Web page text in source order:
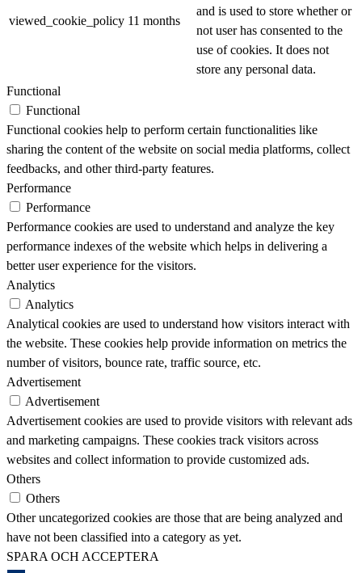
viewed_cookie_policy 11 months
and is used to store whether or
not user has consented to the
use of cookies. It does not
store any personal data.
Functional
Functional
Functional cookies help to perform certain functionalities like
sharing the content of the website on social media platforms, collect
feedbacks, and other third-party features.
Performance
Performance
Performance cookies are used to understand and analyze the key
performance indexes of the website which helps in delivering a
better user experience for the visitors.
Analytics
Analytics
Analytical cookies are used to understand how visitors interact with
the website. These cookies help provide information on metrics the
number of visitors, bounce rate, traffic source, etc.
Advertisement
Advertisement
Advertisement cookies are used to provide visitors with relevant ads
and marketing campaigns. These cookies track visitors across
websites and collect information to provide customized ads.
Others
Others
Other uncategorized cookies are those that are being analyzed and
have not been classified into a category as yet.
SPARA OCH ACCEPTERA